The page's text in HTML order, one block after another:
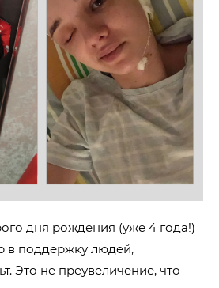
дня рождения (уже 4 года!)
в поддержку людей,
Это не преувеличение, что